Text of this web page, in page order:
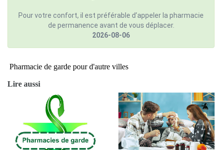
Pour votre confort, il est préférable d’appeler la pharmacie
de permanence avant de vous déplacer.
2026-08-06
Pharmacie de garde pour d'autre villes
Lire aussi